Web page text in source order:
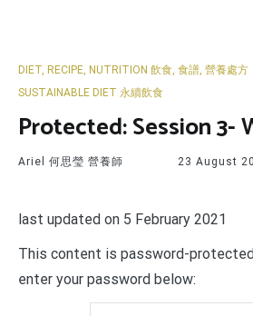
DIET, RECIPE, NUTRITION 飲食, 食譜, 營養處方
SUSTAINABLE DIET 永續飲食
Protected: Session 3-
Ariel 何思瑩 營養師 23 August
last updated on 5 February 2021
This content is password-
enter your password below: